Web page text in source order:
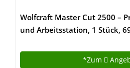
Wolfcraft Master Cut 2500 –
und Arbeitsstation, 1 Stück,
*Zum